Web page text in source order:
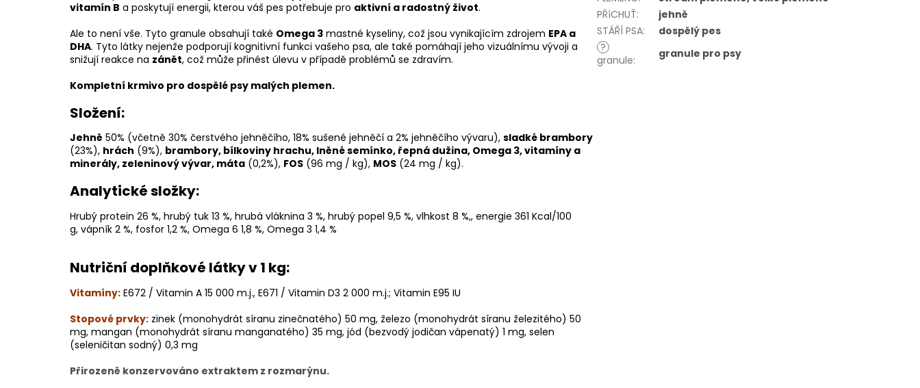
vitamín B a poskytují energii, kterou váš pes potřebuje pro aktivní a radostný život.
Ale to není vše. Tyto granule obsahují také Omega 3 mastné kyseliny, což jsou vynikajícím zdrojem EPA a
DHA. Tyto látky nejenže podporují kognitivní funkci vašeho psa, ale také pomáhají jeho vizuálnímu vývoji a
snižují reakce na zánět, což může přinést úlevu v případě problémů se zdravím.
Kompletní krmivo pro dospělé psy malých plemen.
Složení:
Jehně 50% (včetně 30% čerstvého jehněčího, 18% sušené jehněčí a 2% jehněčího vývaru), sladké brambory
(23%), hrách (9%), brambory, bílkoviny hrachu, lněné semínko, řepná dužina, Omega 3, vitamíny a
minerály, zeleninový vývar, máta (0,2%), FOS (96 mg / kg), MOS (24 mg / kg).
Analytické složky:
Hrubý protein 26 %, hrubý tuk 13 %, hrubá vláknina 3 %, hrubý popel 9,5 %, vlhkost 8 %,, energie 361 Kcal/100
g, vápník 2 %, fosfor 1,2 %, Omega 6 1,8 %, Omega 3 1,4 %
Nutriční doplňkové látky v 1 kg:
Vitamíny: E672 / Vitamin A 15 000 m.j., E671 / Vitamin D3 2 000 m.j.; Vitamin E95 IU
Stopové prvky: zinek (monohydrát síranu zinečnatého) 50 mg, železo (monohydrát síranu železitého) 50
mg, mangan (monohydrát síranu manganatého) 35 mg, jód (bezvodý jodičan vápenatý) 1 mg, selen
(seleničitan sodný) 0,3 mg
Přirozeně konzervováno extraktem z rozmarýnu.
PŘíCHUŤ:
jehně
STÁŘÍ PSA:
dospělý pes
?
granule: granule pro psy